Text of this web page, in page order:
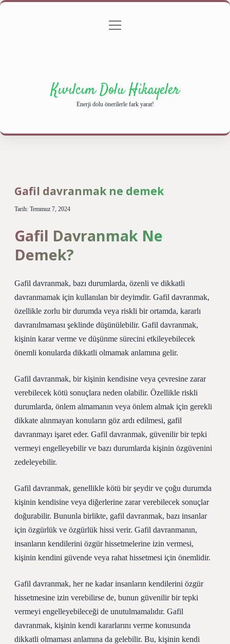
Gizlilik Politikası
menüyü
Kıvılcım Dolu Hikayeler
Enerji dolu önerilerle fark yarat!
Gafil davranmak ne demek
Tarih: Temmuz 7, 2024
Gafil Davranmak Ne
Demek?
Gafil davranmak, bazı durumlarda, özenli ve dikkatli
davranmamak için kullanılan bir deyimdir. Gafil davranmak,
özellikle zorlu bir durumda veya riskli bir ortamda, kararlı
davranılmaması şeklinde düşünülebilir. Gafil davranmak,
kişinin karar verme ve düşünme sürecini etkileyebilecek
önemli konularda dikkatli olmamak anlamına gelir.
Gafil davranmak, bir kişinin kendisine veya çevresine zarar
verebilecek kötü sonuçlara neden olabilir. Özellikle riskli
durumlarda, önlem almamanın veya önlem almak için gerekli
dikkate alınmayan konuların göz ardı edilmesi, gafil
davranmayı işaret eder. Gafil davranmak, güvenilir bir tepki
vermeyi engelleyebilir ve bazı durumlarda kişinin özgüvenini
zedeleyebilir.
Gafil davranmak, genellikle kötü bir şeydir ve çoğu durumda
kişinin kendisine veya diğerlerine zarar verebilecek sonuçlar
doğurabilir. Bununla birlikte, gafil davranmak, bazı insanlar
için özgürlük ve özgürlük hissi verir. Gafil davranmanın,
insanların kendilerini özgür hissetmelerine izin vermesi,
kişinin kendini güvende veya rahat hissetmesi için önemlidir.
Gafil davranmak, her ne kadar insanların kendilerini özgür
hissetmesine izin verebilirse de, bunun güvenilir bir tepki
vermeyi engelleyebileceği de unutulmamalıdır. Gafil
davranmak, kişinin kendi kararlarını verme konusunda
dikkatli olmaması anlamına da gelebilir. Bu, kişinin kendi